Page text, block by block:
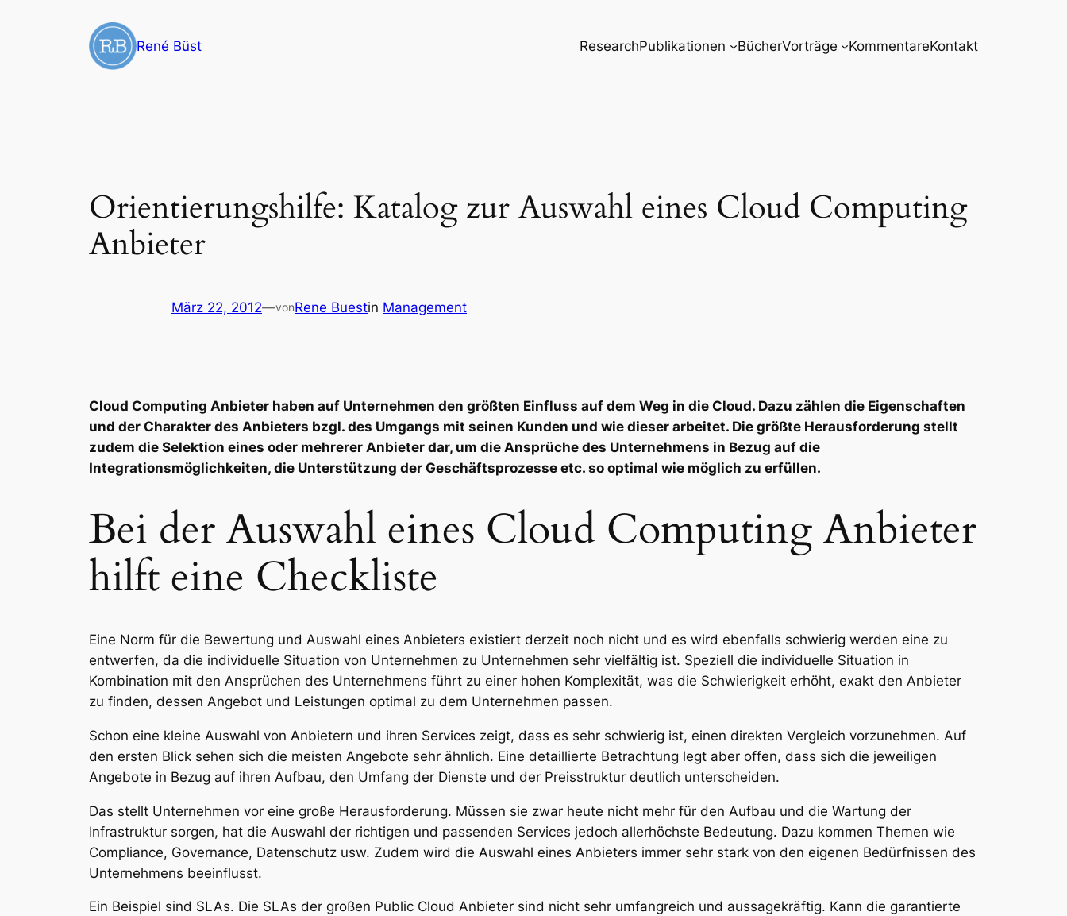
René Büst ResearchPublikationen BücherVorträge KommentareKontakt
Orientierungshilfe: Katalog zur Auswahl eines Cloud Computing
Anbieter
März 22, 2012—vonRene Buestin Management
Cloud Computing Anbieter haben auf Unternehmen den größten Einfluss auf dem Weg in die Cloud. Dazu zählen die Eigenschaften
und der Charakter des Anbieters bzgl. des Umgangs mit seinen Kunden und wie dieser arbeitet. Die größte Herausforderung stellt
zudem die Selektion eines oder mehrerer Anbieter dar, um die Ansprüche des Unternehmens in Bezug auf die
Integrationsmöglichkeiten, die Unterstützung der Geschäftsprozesse etc. so optimal wie möglich zu erfüllen.
Bei der Auswahl eines Cloud Computing Anbieter
hilft eine Checkliste
Eine Norm für die Bewertung und Auswahl eines Anbieters existiert derzeit noch nicht und es wird ebenfalls schwierig werden eine zu
entwerfen, da die individuelle Situation von Unternehmen zu Unternehmen sehr vielfältig ist. Speziell die individuelle Situation in
Kombination mit den Ansprüchen des Unternehmens führt zu einer hohen Komplexität, was die Schwierigkeit erhöht, exakt den Anbieter
zu finden, dessen Angebot und Leistungen optimal zu dem Unternehmen passen.
Schon eine kleine Auswahl von Anbietern und ihren Services zeigt, dass es sehr schwierig ist, einen direkten Vergleich vorzunehmen. Auf
den ersten Blick sehen sich die meisten Angebote sehr ähnlich. Eine detaillierte Betrachtung legt aber offen, dass sich die jeweiligen
Angebote in Bezug auf ihren Aufbau, den Umfang der Dienste und der Preisstruktur deutlich unterscheiden.
Das stellt Unternehmen vor eine große Herausforderung. Müssen sie zwar heute nicht mehr für den Aufbau und die Wartung der
Infrastruktur sorgen, hat die Auswahl der richtigen und passenden Services jedoch allerhöchste Bedeutung. Dazu kommen Themen wie
Compliance, Governance, Datenschutz usw. Zudem wird die Auswahl eines Anbieters immer sehr stark von den eigenen Bedürfnissen des
Unternehmens beeinflusst.
Ein Beispiel sind SLAs. Die SLAs der großen Public Cloud Anbieter sind nicht sehr umfangreich und aussagekräftig. Kann die garantierte